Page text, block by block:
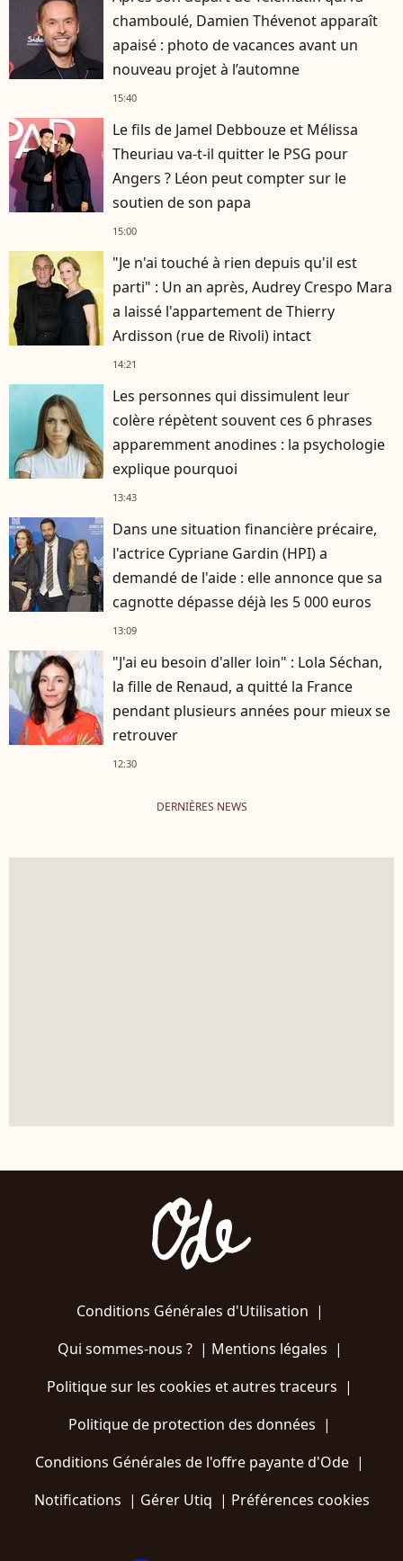
chamboulé, Damien Thévenot apparaît
apaisé : photo de vacances avant un
nouveau projet à l’automne
15:40
Le fils de Jamel Debbouze et Mélissa
Theuriau va-t-il quitter le PSG pour
Angers ? Léon peut compter sur le
soutien de son papa
15:00
"Je n'ai touché à rien depuis qu'il est
parti" : Un an après, Audrey Crespo Mara
a laissé l'appartement de Thierry
Ardisson (rue de Rivoli) intact
14:21
Les personnes qui dissimulent leur
colère répètent souvent ces 6 phrases
apparemment anodines : la psychologie
explique pourquoi
13:43
Dans une situation financière précaire,
l'actrice Cypriane Gardin (HPI) a
demandé de l'aide : elle annonce que sa
cagnotte dépasse déjà les 5 000 euros
13:09
"J'ai eu besoin d'aller loin" : Lola Séchan,
la fille de Renaud, a quitté la France
pendant plusieurs années pour mieux se
retrouver
12:30
DERNIÈRES NEWS
Conditions Générales d'Utilisation |
Qui sommes-nous ?| Mentions légales |
Politique sur les cookies et autres traceurs |
Politique de protection des données |
Conditions Générales de l'offre payante d'Ode |
Notifications | Gérer Utiq | Préférences cookies